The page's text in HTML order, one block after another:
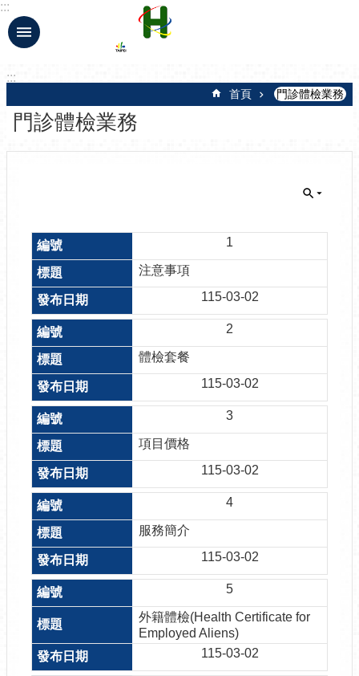
跳到主要內容區塊
:::
:::
首頁 門診體檢業務
門診體檢業務
1
注意事項
115-03-02
2
體檢套餐
115-03-02
3
項目價格
115-03-02
4
服務簡介
115-03-02
5
外籍體檢(Health Certificate for
Employed Aliens)
115-03-02